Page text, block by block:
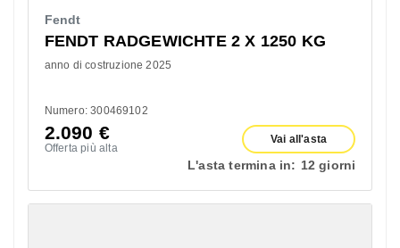
Fendt
FENDT RADGEWICHTE 2 X 1250 KG
anno di costruzione 2025
Numero: 300469102
2.090 €
Offerta più alta
Vai all'asta
L'asta termina in: 12 giorni